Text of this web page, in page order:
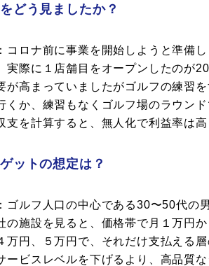
どう見ましたか？
：コロナ前に事業を開始しようと準備
実際に１店舗目をオープンしたのが
が高まっていましたがゴルフの練習
くか、練習もなくゴルフ場のラウン
支を計算すると、無人化で利益率は高
ットの想定は？
：ゴルフ人口の中心である30〜50代の
の施設を見ると、価格帯で月１万円
万円、５万円で、それだけ支払える
ービスレベルを下げるより、高品質